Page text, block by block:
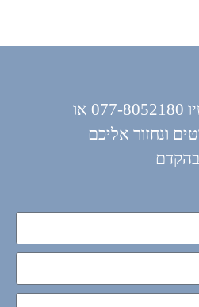
התקשרו עכשיו 077-8052180 או
ונחזור אליכם
בהקדם